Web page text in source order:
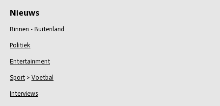
Nieuws
Binnen - Buitenland
Politiek
Entertainment
Sport > Voetbal
Interviews